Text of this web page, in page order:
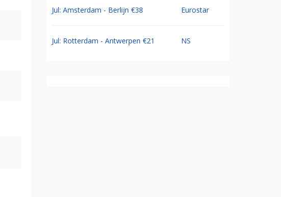
Jul: Amsterdam - Berlijn €38 Eurostar
Jul: Rotterdam - Antwerpen €21 NS